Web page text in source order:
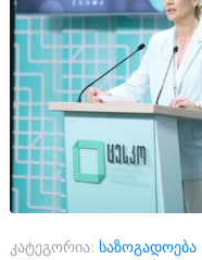
კატეგორია: საზოგადოება